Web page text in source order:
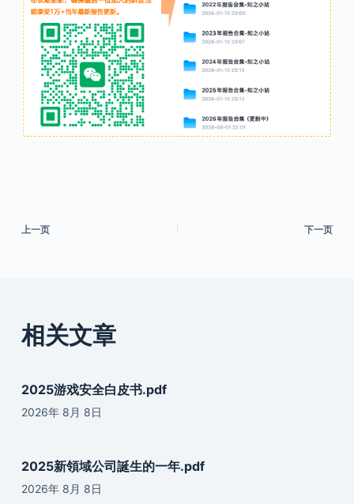
上一页 下一页
相关文章
2025游戏安全白皮书.pdf
2026年 8月 8日
2025新領域公司誕生的一年.pdf
2026年 8月 8日